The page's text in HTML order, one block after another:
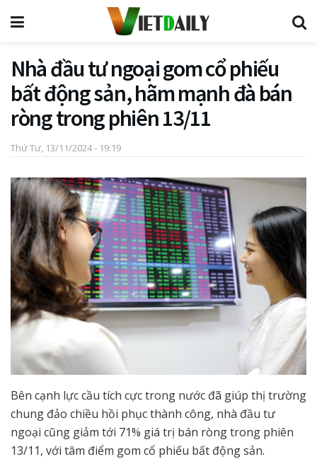
Nhà đầu tư ngoại gom cổ phiếu
bất động sản, hãm mạnh đà bán
ròng trong phiên 13/11
Thứ Tư, 13/11/2024 - 19:19
Bên cạnh lực cầu tích cực trong nước đã giúp thị trường
chung đảo chiều hồi phục thành công, nhà đầu tư
ngoại cũng giảm tới 71% giá trị bán ròng trong phiên
13/11, với tâm điểm gom cổ phiếu bất động sản.